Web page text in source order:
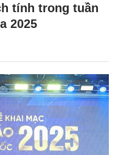
tính trong tuần
2025